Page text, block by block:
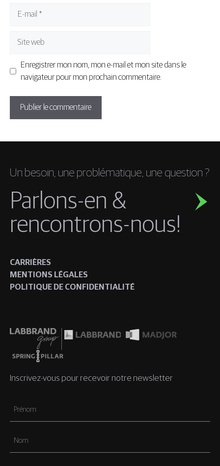
Enregistrer mon nom, mon e-mail et mon site dans le
navigateur pour mon prochain commentaire.
Un besoin, une problématique, une question ?
Parlons-en &
rencontrons-nous!
CARRIÈRES
MENTIONS LÉGALES
POLITIQUE DE CONFIDENTIALITÉ
Inscrivez-vous pour recevoir notre newsletter